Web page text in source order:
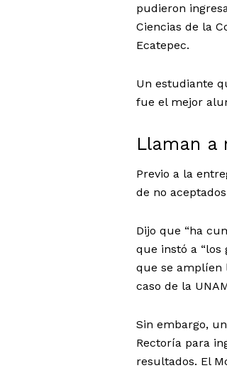
pudieron
Ciencias de la
Ecatepec.
Un estudiante
fue el mejor
Llaman a
Previo a la
de no
Dijo que “ha
que instó a “los
que se amplíen
caso de la
Sin embargo,
Rectoría para
resultados. El